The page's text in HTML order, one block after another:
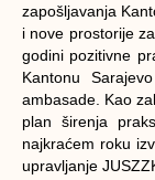
zapošljavanja
i nove prostorije
godini pozitivne
Kantonu
ambasade. Kao
plan širenja
najkraćem roku
upravljanje